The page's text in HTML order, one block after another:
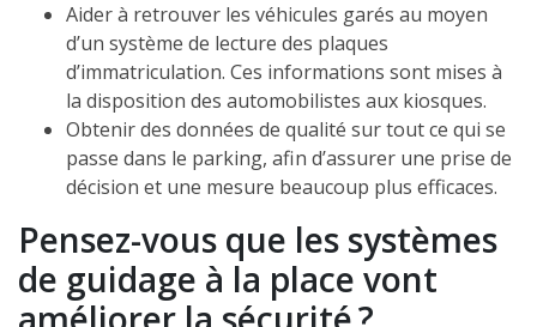
Aider à retrouver les véhicules garés au moyen
d’un système de lecture des plaques
d’immatriculation. Ces informations sont mises à
la disposition des automobilistes aux kiosques.
Obtenir des données de qualité sur tout ce qui se
passe dans le parking, afin d’assurer une prise de
décision et une mesure beaucoup plus efficaces.
Pensez-vous que les systèmes
de guidage à la place vont